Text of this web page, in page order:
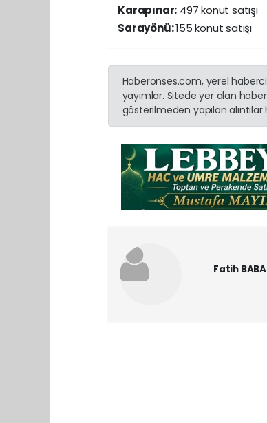
Karapınar: 497 konut satışı
Sarayönü:155 konut satışı
Haberonses.com, yerel
yayımlar. Sitede yer alan
gösterilmeden yapılan alıntılar
Fatih